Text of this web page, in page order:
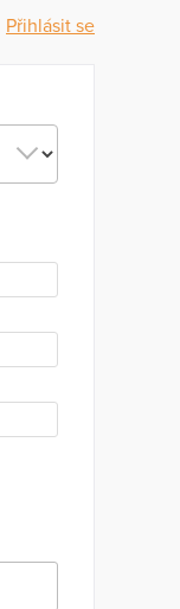
Přihlásit se